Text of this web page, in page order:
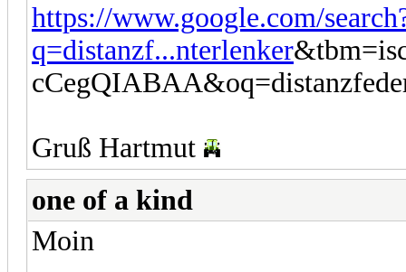
https://www.google.com/
q=distanzf...nterlenker
Gruß Hartmut
one of a kind
Moin